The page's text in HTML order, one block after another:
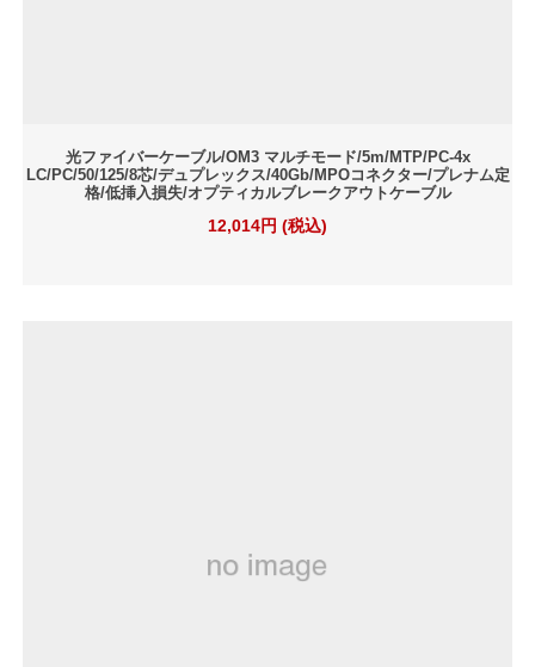
光ファイバーケーブル/OM3 マルチモード/5m/MTP/PC-4x
LC/PC/50/125/8芯/デュプレックス/40Gb/MPOコネクター/プレナム定
格/低挿入損失/オプティカルブレークアウトケーブル
12,014円 (税込)